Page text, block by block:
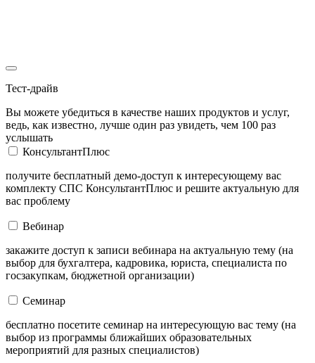
Тест-драйв
Вы можете убедиться в качестве наших продуктов и услуг,
ведь, как известно, лучше один раз увидеть, чем 100 раз
услышать
КонсультантПлюс
получите бесплатный демо-доступ к интересующему вас
комплекту СПС КонсультантПлюс и решите актуальную для
вас проблему
Вебинар
закажите доступ к записи вебинара на актуальную тему (на
выбор для бухгалтера, кадровика, юриста, специалиста по
госзакупкам, бюджетной организации)
Семинар
бесплатно посетите семинар на интересующую вас тему (на
выбор из программы ближайших образовательных
мероприятий для разных специалистов)